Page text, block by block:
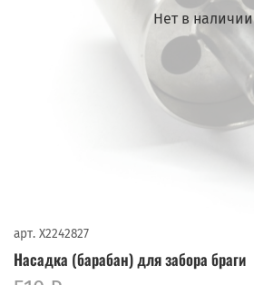
Нет в наличии
арт. X2242827
Насадка (барабан) для забора браги